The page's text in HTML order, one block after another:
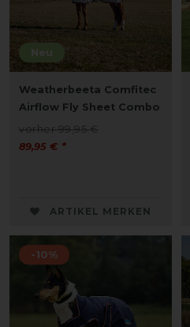
Neu
Weatherbeeta Comfitec
Airflow Fly Sheet Combo
vorher 99,95 €
89,95 € *
ARTIKEL MERKEN
-10%